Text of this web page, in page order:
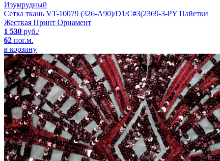
Изумрудный
Сетка ткань VT-10079 (326-A90)/D1/C#3(2369-3-PY Пайетки
Жесткая Принт Орнамент
1 530 руб./
62 пог.м.
в корзину